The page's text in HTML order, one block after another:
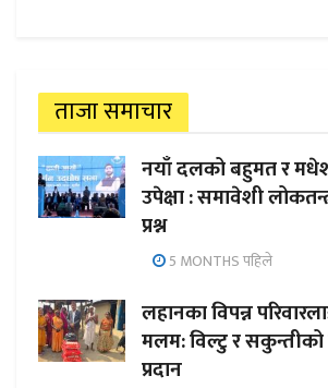
ताजा समाचार
नयाँ दलको बहुमत र
उपेक्षा : समावेशी
प्रश्न
5 MONTHS पहिले
लहानका विपन्न
मलम: विल्टु र सकुन्तीको
प्रदान